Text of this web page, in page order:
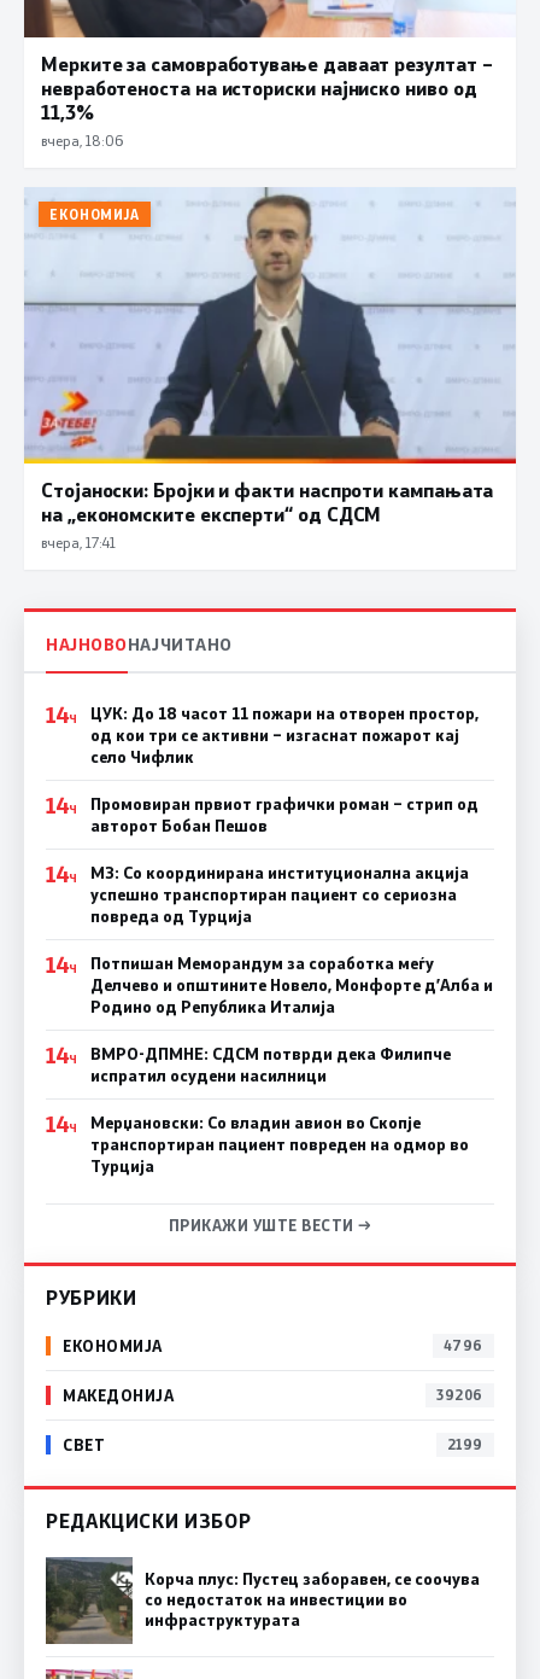
Мерките за самовработување даваат резултат –
невработеноста на историски најниско ниво од
11,3%
вчера, 18:06
ЕКОНОМИЈА
Стојаноски: Бројки и факти наспроти кампањата
на „економските експерти“ од СДСM
вчера, 17:41
НАЈНОВОНАЈЧИТАНО
14Ч
ЦУК: До 18 часот 11 пожари на отворен простор,
од кои три се активни – изгаснат пожарот кај
село Чифлик
14Ч
Промовиран првиот графички роман – стрип од
авторот Бобан Пешов
14Ч
МЗ: Со координирана институционална акција
успешно транспортиран пациент со сериозна
повреда од Турција
14Ч
Потпишан Меморандум за соработка меѓу
Делчево и општините Новело, Монфорте д’Алба и
Родино од Република Италија
14Ч
ВМРО-ДПМНЕ: СДСM потврди дека Филипче
испратил осудени насилници
14Ч
Мерџановски: Со владин авион во Скопје
транспортиран пациент повреден на одмор во
Турција
ПРИКАЖИ УШТЕ ВЕСТИ →
РУБРИКИ
ЕКОНОМИЈА 4796
МАКЕДОНИЈА 39206
СВЕТ 2199
РЕДАКЦИСКИ ИЗБОР
Корча плус: Пустец заборавен, се соочува
со недостаток на инвестиции во
инфраструктурата